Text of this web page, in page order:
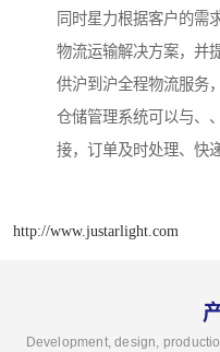
同时星力根据客户的需
物流运输解决方案，并
供沪到沪全程物流服务
仓储管理系统可以与、
接，订单及时处理、快
http://www.justarlight.com
Development, design,